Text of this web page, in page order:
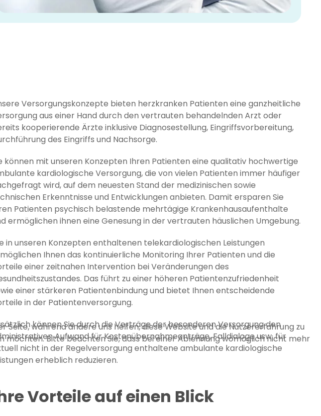
Versorgungskonzepte bieten herzkranken Patienten eine ganzheitliche
aus einer Hand durch den vertrauten behandelnden Arzt oder
kooperierende Ärzte inklusive Diagnosestellung, Eingriffsvorbereitung,
des Eingriffs und Nachsorge.
können mit unseren Konzepten Ihren Patienten eine qualitativ hochwertige
kardiologische Versorgung, die von vielen Patienten immer häufiger
wird, auf dem neuesten Stand der medizinischen sowie
Erkenntnisse und Entwicklungen anbieten. Damit ersparen Sie
Patienten psychisch belastende mehrtägige Krankenhausaufenthalte
ermöglichen ihnen eine Genesung in der vertrauten häuslichen Umgebung.
in unseren Konzepten enthaltenen telekardiologischen Leistungen
Ihnen das kontinuierliche Monitoring Ihrer Patienten und die
einer zeitnahen Intervention bei Veränderungen des
Das führt zu einer höheren Patientenzufriedenheit
einer stärkeren Patientenbindung und bietet Ihnen entscheidende
in der Patientenversorgung.
können Sie durch die Verträge der besonderen Versorgung den
Aufwand für Kostenübernahmeanträge, Falldialoge usw. für
nicht in der Regelversorgung enthaltene ambulante kardiologische
erheblich reduzieren.
Vorteile auf einen Blick
Seite, während andere uns helfen, diese Website und die Nutzererfahrung zu
möchten. Bitte beachten Sie, dass bei einer Ablehnung womöglich nicht mehr